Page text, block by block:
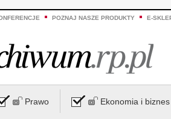
POZNAJ NASZE PRODUKTY E-
Prawo Ekonomia i biznes